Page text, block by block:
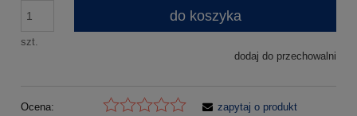
szt.
do koszyka
dodaj do przechowalni
Ocena:
zapytaj o produkt